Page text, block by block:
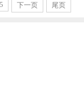
5 下一页 尾页